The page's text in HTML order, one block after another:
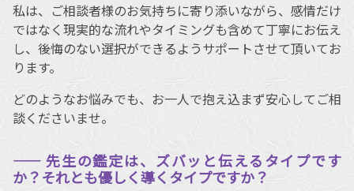
私は、ご相談者様のお気持ちに寄り添いながら、感情だけ
ではなく現実的な流れやタイミングも含めて丁寧にお伝え
し、後悔のない選択ができるようサポートさせて頂いてお
ります。
どのようなお悩みでも、お一人で抱え込まず安心してご相
談くださいませ。
―― 先生の鑑定は、ズバッと伝えるタイプです
か？それとも優しく導くタイプですか？